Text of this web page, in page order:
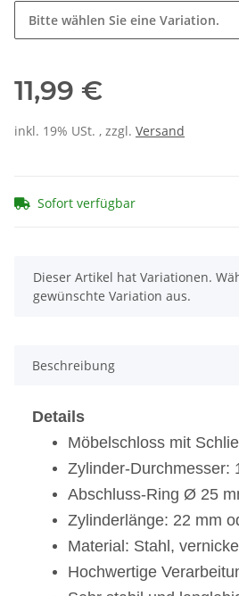
Bitte wählen Sie eine Variation.
11,99 €
inkl. 19% USt. , zzgl. Versand
Sofort verfügbar
x
Dieser Artikel hat Variationen.
gewünschte Variation aus.
Beschreibung
Details
Möbelschloss mit
Zylinder-Durchmesser:
Abschluss-Ring  Ø 25
Zylinderlänge: 22 mm
Material: Stahl,
Hochwertige